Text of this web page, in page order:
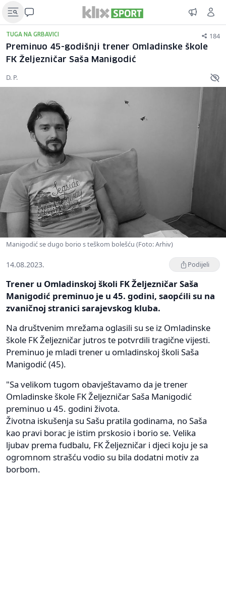
TUGA NA GRBAVICI 184
Preminuo 45-godišnji trener Omladinske škole
FK Željezničar Saša Manigodić
D. P.
Manigodić se dugo borio s teškom bolešću (Foto: Arhiv)
14.08.2023. Podijeli
Trener u Omladinskoj školi FK Željezničar Saša
Manigodić preminuo je u 45. godini, saopćili su na
zvaničnoj stranici sarajevskog kluba.
Na društvenim mrežama oglasili su se iz Omladinske
škole FK Željezničar jutros te potvrdili tragične vijesti.
Preminuo je mladi trener u omladinskoj školi Saša
Manigodić (45).
"Sa velikom tugom obavještavamo da je trener
Omladinske škole FK Željezničar Saša Manigodić
preminuo u 45. godini života.
Životna iskušenja su Sašu pratila godinama, no Saša
kao pravi borac je istim prskosio i borio se. Velika
ljubav prema fudbalu, FK Željezničar i djeci koju je sa
ogromnom strašću vodio su bila dodatni motiv za
borbom.